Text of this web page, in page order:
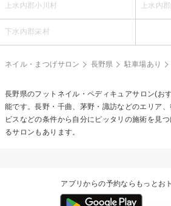
上水内郡小川村 上水内
下水内郡栄村
ネイル・まつげサロン 長野県 駐車場あり
長野県のフットネイル・ペディキュアサロン(お
能です。長野・千曲、茅野・諏訪などのエリア
ビスなどの条件から自分にピッタリの施術を見
るサロンもあります。
アプリからの予約ならもっとお